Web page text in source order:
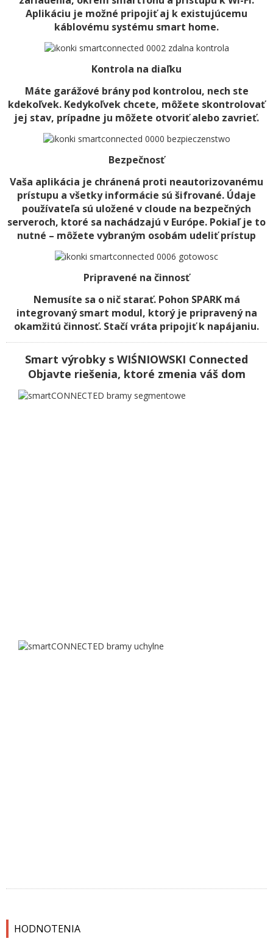
HODNOTENIA
Aplikáciu je možné pripojiť aj k existujúcemu
káblovému systému smart home.
Kontrola na diaľku
Máte garážové brány pod kontrolou, nech ste
kdekoľvek. Kedykoľvek chcete, môžete skontrolovať
jej stav, prípadne ju môžete otvoriť alebo zavrieť.
Bezpečnosť
Vaša aplikácia je chránená proti neautorizovanému
prístupu a všetky informácie sú šifrované. Údaje
používateľa sú uložené v cloude na bezpečných
serveroch, ktoré sa nachádzajú v Európe. Pokiaľ je to
nutné – môžete vybraným osobám udeliť prístup
Pripravené na činnosť
Nemusíte sa o nič starať. Pohon SPARK má
integrovaný smart modul, ktorý je pripravený na
okamžitú činnosť. Stačí vráta pripojiť k napájaniu.
Smart výrobky s WIŚNIOWSKI Connected
Objavte riešenia, ktoré zmenia váš dom